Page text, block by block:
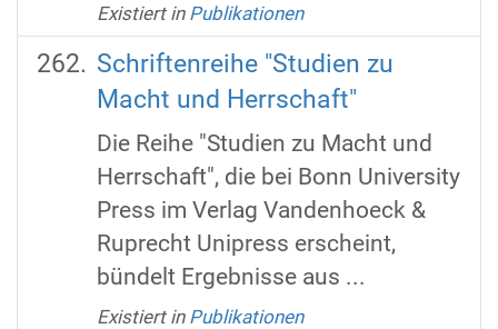
Existiert in Publikationen
Schriftenreihe "Studien zu
Macht und Herrschaft"
Die Reihe "Studien zu Macht und
Herrschaft", die bei Bonn University
Press im Verlag Vandenhoeck &
Ruprecht Unipress erscheint,
bündelt Ergebnisse aus ...
Existiert in Publikationen